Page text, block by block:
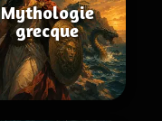
Mythologie
grecque